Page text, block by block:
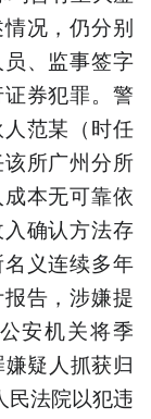
况，仍分别
、监事签字
券犯罪。警
范某（时任
所广州分所
本无可靠依
确认方法存
义连续多年
告，涉嫌提
安机关将季
疑人抓获归
民法院以犯违